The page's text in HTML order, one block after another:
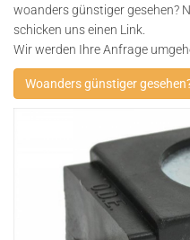
woanders günstiger gesehen?
schicken uns einen Link.
Wir werden Ihre Anfrage
Woanders günstiger